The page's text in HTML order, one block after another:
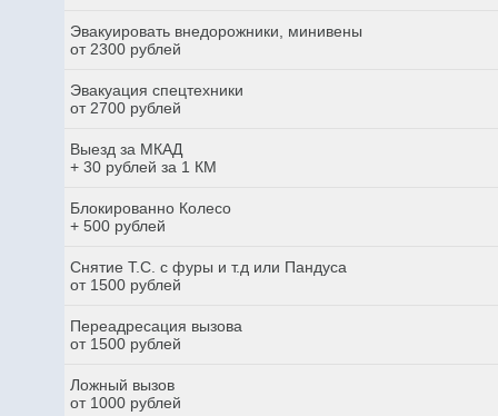
Эвакуировать внедорожники, минивены
от 2300 рублей
Эвакуация спецтехники
от 2700 рублей
Выезд за МКАД
+ 30 рублей за 1 КМ
Блокированно Колесо
+ 500 рублей
Снятие Т.С. с фуры и т.д или Пандуса
от 1500 рублей
Переадресация вызова
от 1500 рублей
Ложный вызов
от 1000 рублей